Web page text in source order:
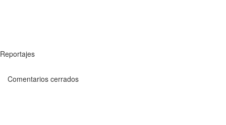
Reportajes
Comentarios cerrados